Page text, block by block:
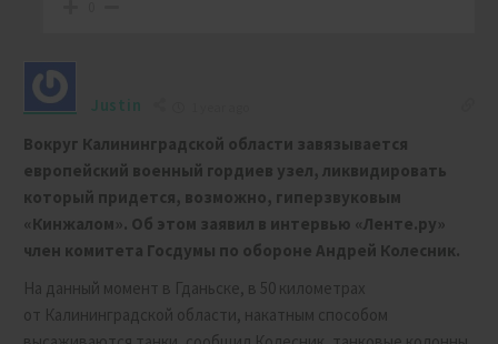
Justin
Вокруг Калининградской области завязывается
европейский военный гордиев узел, ликвидировать
который придется, возможно, гиперзвуковым
«Кинжалом». Об этом заявил в интервью «Ленте.ру»
член комитета Госдумы по обороне Андрей Колесник.
На данный момент в Гданьске, в 50 километрах
от Калининградской области, накатным способом